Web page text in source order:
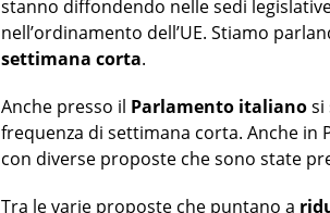
stanno diffondendo nelle sedi
nell’ordinamento dell’UE. Stiamo
settimana corta.
Anche presso il Parlamento italianosi
frequenza di settimana corta. Anche in
con diverse proposte che sono state
Tra le varie proposte che puntano a